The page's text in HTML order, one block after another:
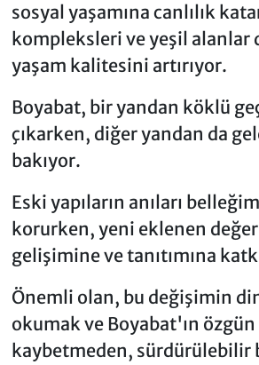
sosyal yaşamına canlılık
kompleksleri ve yeşil alanlar
yaşam kalitesini artırıyor.
Boyabat, bir yandan köklü
çıkarken, diğer yandan da
bakıyor.
Eski yapıların anıları
korurken, yeni eklenen
gelişimine ve tanıtımına
Önemli olan, bu değişimin
okumak ve Boyabat'ın
kaybetmeden, sürdürülebilir